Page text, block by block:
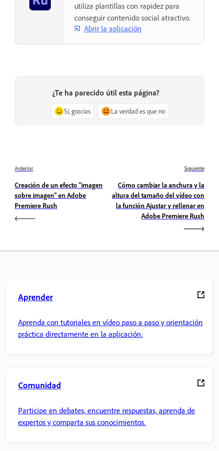
utiliza plantillas con rapidez para
conseguir contenido social atractivo.
Abrir la aplicación
¿Te ha parecido útil esta página?
Sí, gracias La verdad es que no
Anterior
Creación de un efecto “imagen
sobre imagen” en Adobe
Premiere Rush
Siguiente
Cómo cambiar la anchura y la
altura del tamaño del vídeo con
la función Ajustar y rellenar en
Adobe Premiere Rush
Aprender
Aprenda con tutoriales en vídeo paso a paso y orientación
práctica directamente en la aplicación.
Comunidad
Participe en debates, encuentre respuestas, aprenda de
expertos y comparta sus conocimientos.